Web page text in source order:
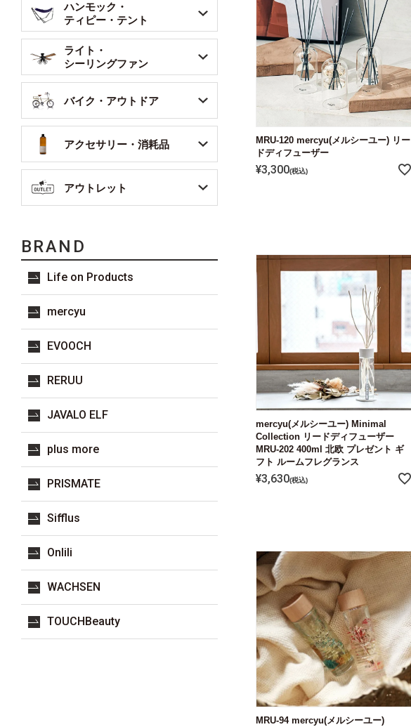
ハンモック・
ティピー・テント
ライト・
シーリングファン
バイク・アウトドア
アクセサリー・消耗品
アウトレット
BRAND
Life on Products
mercyu
EVOOCH
RERUU
JAVALO ELF
plus more
PRISMATE
Sifflus
Onlili
WACHSEN
TOUCHBeauty
MRU-120 mercyu(メルシーユー) リー
ドディフューザー
¥3,300 税込
mercyu(メルシーユー) Minimal
Collection リードディフューザー
MRU-202 400ml 北欧 プレゼント ギ
フト ルームフレグランス
¥3,630 税込
MRU-94 mercyu(メルシーユー)